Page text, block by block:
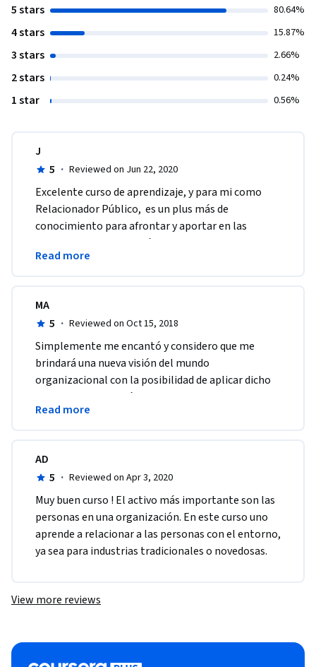
5 stars 80.64%
4 stars 15.87%
3 stars 2.66%
2 stars 0.24%
1 star 0.56%
J
5 · Reviewed on Jun 22, 2020
Excelente curso de aprendizaje, y para mi como
Relacionador Público,  es un plus más de
conocimiento para afrontar y aportar en las
organizaciones que están evolucionando en el
mundo moderno.
Read more
MA
5 · Reviewed on Oct 15, 2018
Simplemente me encantó y considero que me
brindará una nueva visión del mundo
organizacional con la posibilidad de aplicar dicho
conocimiento a mi ámbito profesional que es el
académico.
Read more
AD
5 · Reviewed on Apr 3, 2020
Muy buen curso ! El activo más importante son las
personas en una organización. En este curso uno
aprende a relacionar a las personas con el entorno,
ya sea para industrias tradicionales o novedosas.
View more reviews